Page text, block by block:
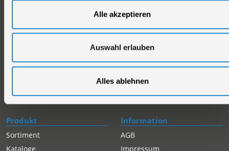
Alle akzeptieren
Auswahl erlauben
Alles ablehnen
Händlersuche
Servicepartner-International
Autorisierter Internetpartner
Reparaturauftrag/Reklamation
Rückgabe gekaufter Artikel
Produkt
Sortiment
Kataloge
Information
AGB
Impressum